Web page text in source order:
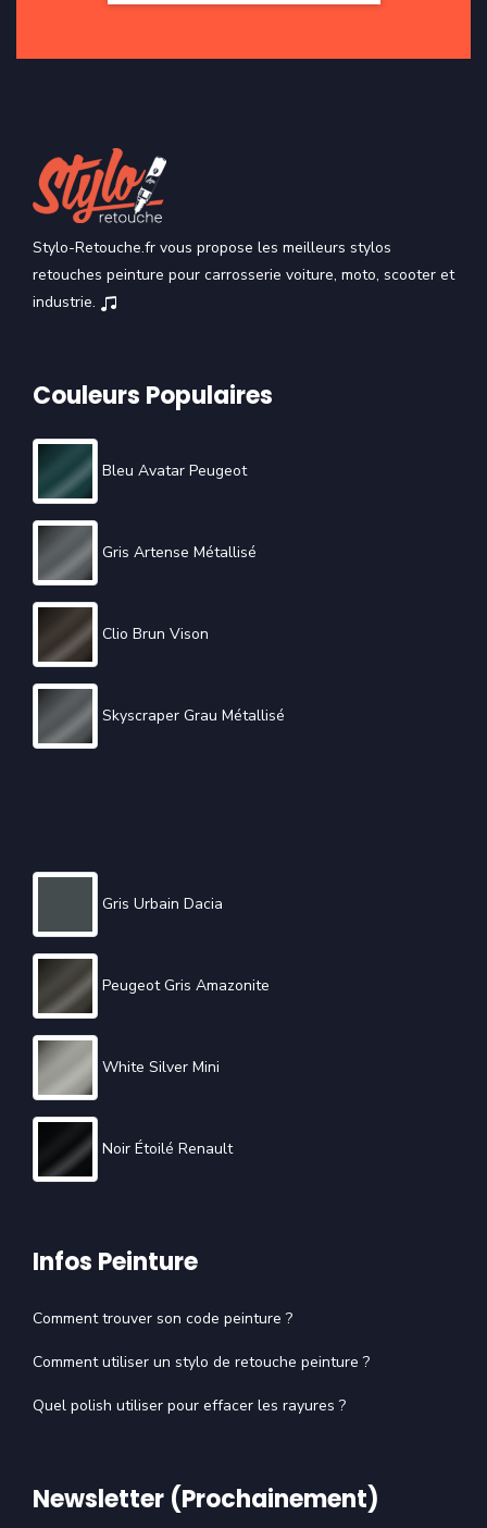
Stylo-Retouche.fr vous propose les meilleurs stylos
retouches peinture pour carrosserie voiture, moto, scooter et
industrie.
Couleurs Populaires
Bleu Avatar Peugeot
Gris Artense Métallisé
Clio Brun Vison
Skyscraper Grau Métallisé
Gris Urbain Dacia
Peugeot Gris Amazonite
White Silver Mini
Noir Étoilé Renault
Infos Peinture
Comment trouver son code peinture ?
Comment utiliser un stylo de retouche peinture ?
Quel polish utiliser pour effacer les rayures ?
Newsletter (Prochainement)